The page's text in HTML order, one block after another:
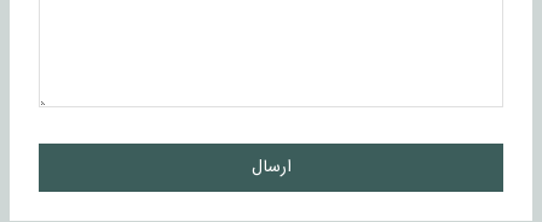
ارسال